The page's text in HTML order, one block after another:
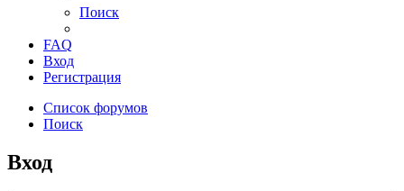
Поиск
FAQ
Вход
Регистрация
Список форумов
Поиск
Вход